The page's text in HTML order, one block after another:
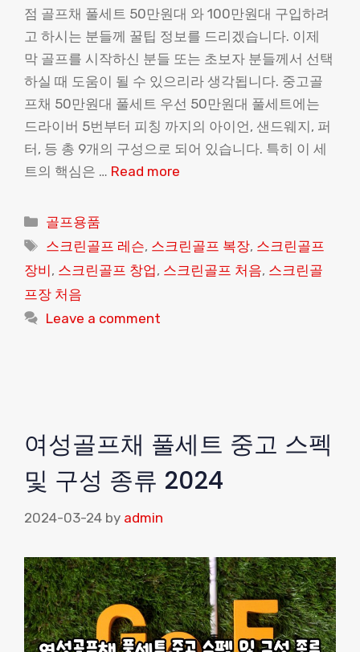
점 골프채 풀세트 50만원대 와 100만원대 구입하려
고 하시는 분들께 꿀팁 정보를 드리겠습니다. 이제
막 골프를 시작하신 분들 또는 초보자 분들께서 선택
하실 때 도움이 될 수 있으리라 생각됩니다. 중고골
프채 50만원대 풀세트 우선 50만원대 풀세트에는
드라이버 5번부터 피칭 까지의 아이언, 샌드웨지, 퍼
터, 등 총 9개의 구성으로 되어 있습니다. 특히 이 세
트의 핵심은 … Read more
Categories
골프용품
Tags
스크린골프 레슨, 스크린골프 복장, 스크린골프
장비, 스크린골프 창업, 스크린골프 처음, 스크린골
프장 처음
Leave a comment
여성골프채 풀세트 중고 스펙
및 구성 종류 2024
2024-03-24 by admin